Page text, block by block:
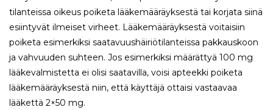
tilanteissa oikeus poiketa lääkemääräyksestä tai korjata siinä
esiintyvät ilmeiset virheet. Lääkemääräyksestä voitaisiin
poiketa esimerkiksi saatavuushäiriötilanteissa pakkauskoon
ja vahvuuden suhteen. Jos esimerkiksi määrättyä 100 mg
lääkevalmistetta ei olisi saatavilla, voisi apteekki poiketa
lääkemääräyksestä niin, että käyttäjä ottaisi vastaavaa
lääkettä 2×50 mg.